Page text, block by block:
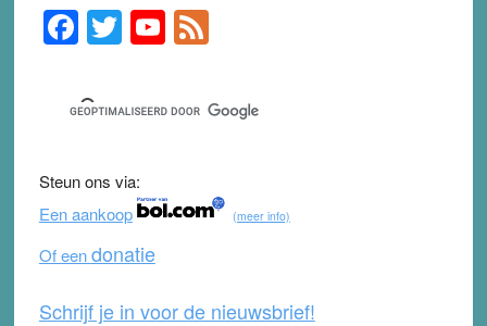
Primary
Sidebar
F
a
c
e
b
o
o
k
T
wi
tt
er
Y
o
u
T
b
e
F
e
d
Steun ons via:
Een aankoop
(meer info)
Of eendonatie
Schrijf je in voor de nieuwsbrief!